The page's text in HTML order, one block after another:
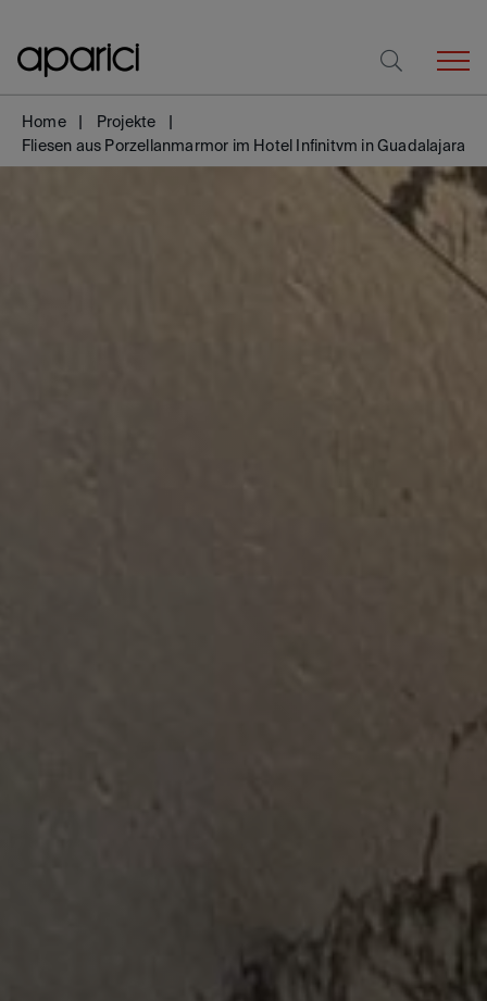
Home
Projekte
Fliesen aus Porzellanmarmor im Hotel Infinitvm in Guadalajara